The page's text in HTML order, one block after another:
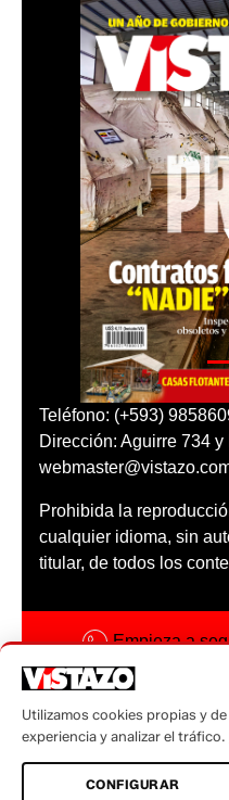
Teléfono: (+593)
Dirección: Aguirre 734
Prohibida la
cualquier idioma, sin
titular, de todos los
Empieza a
Código ética
Sugerencias a:
Utilizamos cookies propias y
experiencia y analizar el tráfico.
CONFIGURAR